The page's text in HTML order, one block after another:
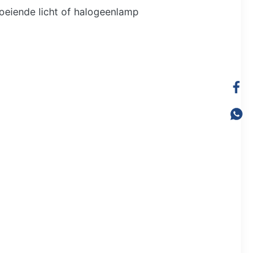
licht of halogeenlamp